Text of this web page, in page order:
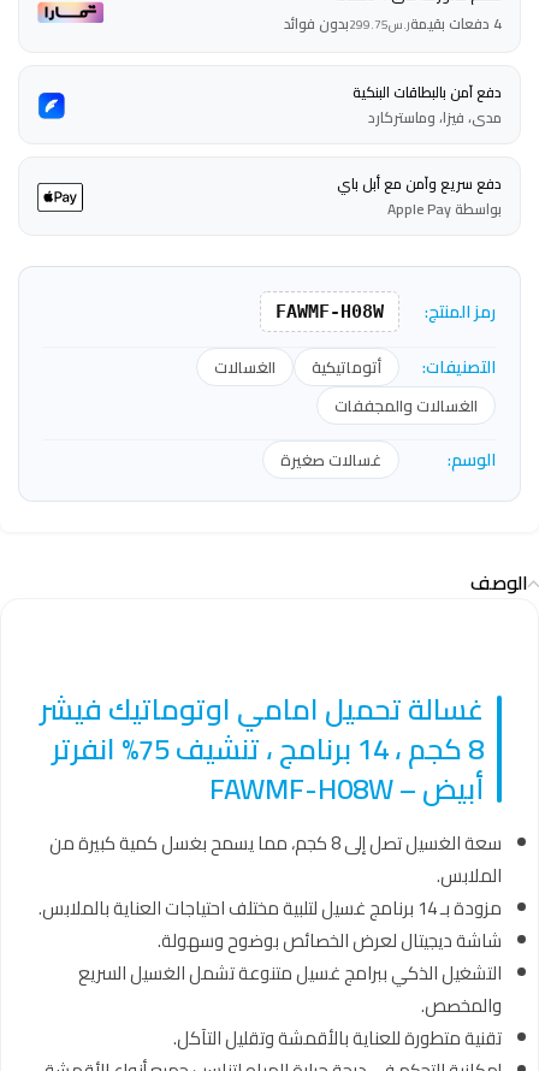
4 دفعات بقيمة
ر.س299.75بدون فوائد
دفع آمن بالبطاقات البنكية
مدى، فيزا، وماستركارد
دفع سريع وآمن مع أبل باي
بواسطة Apple Pay
رمز المنتج: FAWMF-H08W
التصنيفات: أتوماتيكية
الغسالات
الغسالات والمجففات
الوسم: غسالات صغيرة
الوصف
غسالة تحميل امامي اوتوماتيك فيشر
8 كجم ، 14 برنامج ، تنشيف 75% انفرتر
أبيض – FAWMF-H08W
سعة الغسيل تصل إلى 8 كجم، مما يسمح بغسل كمية كبيرة من
الملابس.
مزودة بـ 14 برنامج غسيل لتلبية مختلف احتياجات العناية بالملابس.
شاشة ديجيتال لعرض الخصائص بوضوح وسهولة.
التشغيل الذكي ببرامج غسيل متنوعة تشمل الغسيل السريع
والمخصص.
تقنية متطورة للعناية بالأقمشة وتقليل التآكل.